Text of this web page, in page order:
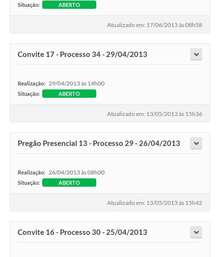
Situação: ABERTO
Atualizado em: 17/06/2013 às 08h58
Convite 17 - Processo 34 - 29/04/2013
Realização: 29/04/2013 às 14h00
Situação: ABERTO
Atualizado em: 13/05/2013 às 15h36
Pregão Presencial 13 - Processo 29 - 26/04/2013
Realização: 26/04/2013 às 08h00
Situação: ABERTO
Atualizado em: 13/05/2013 às 15h42
Convite 16 - Processo 30 - 25/04/2013